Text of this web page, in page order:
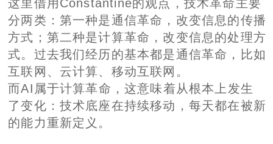
了变化：技术底座在持续移动，每天都在被新
的能力重新定义。